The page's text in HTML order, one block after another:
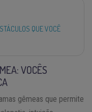
QUE VOCÊ
VOCÊS
gêmeas que permite